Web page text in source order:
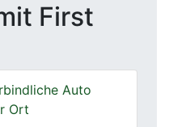
First
Auto
Ort